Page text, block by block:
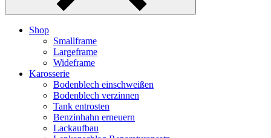
Shop
Smallframe
Largeframe
Wideframe
Karosserie
Bodenblech einschweißen
Bodenblech verzinnen
Tank entrosten
Benzinhahn erneuern
Lackaufbau